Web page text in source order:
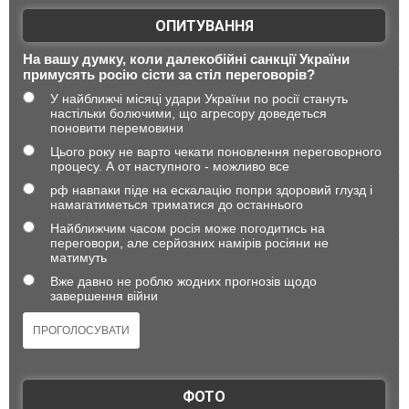
ОПИТУВАННЯ
На вашу думку, коли далекобійні санкції України
примусять росію сісти за стіл переговорів?
У найближчі місяці удари України по росії стануть
настільки болючими, що агресору доведеться
поновити перемовини
Цього року не варто чекати поновлення переговорного
процесу. А от наступного - можливо все
рф навпаки піде на ескалацію попри здоровий глузд і
намагатиметься триматися до останнього
Найближчим часом росія може погодитись на
переговори, але серйозних намірів росіяни не
матимуть
Вже давно не роблю жодних прогнозів щодо
завершення війни
ФОТО